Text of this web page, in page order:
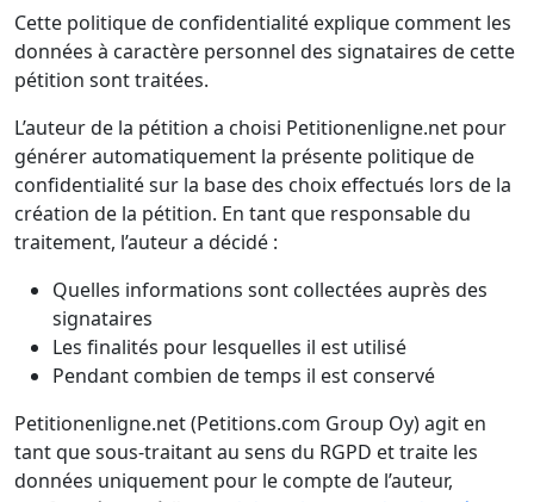
Cette politique de confidentialité explique comment les
données à caractère personnel des signataires de cette
pétition sont traitées.
L’auteur de la pétition a choisi Petitionenligne.net pour
générer automatiquement la présente politique de
confidentialité sur la base des choix effectués lors de la
création de la pétition. En tant que responsable du
traitement, l’auteur a décidé :
Quelles informations sont collectées auprès des
signataires
Les finalités pour lesquelles il est utilisé
Pendant combien de temps il est conservé
Petitionenligne.net (Petitions.com Group Oy) agit en
tant que sous-traitant au sens du RGPD et traite les
données uniquement pour le compte de l’auteur,